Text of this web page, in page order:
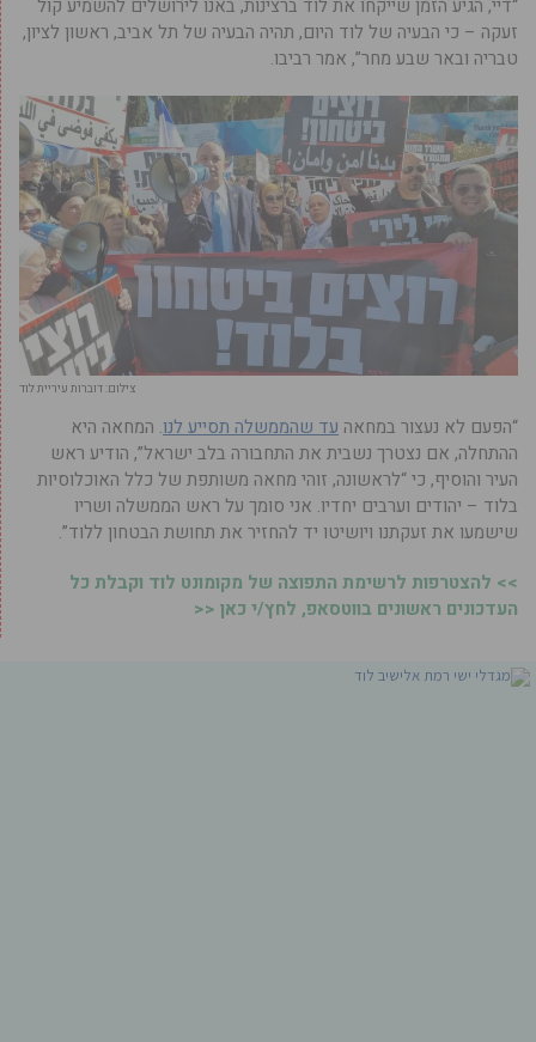
“דיי, הגיע הזמן שייקחו את לוד ברצינות, באנו לירושלים להשמיע קול
זעקה – כי הבעיה של לוד היום, תהיה הבעיה של תל אביב, ראשון לציון,
טבריה ובאר שבע מחר”, אמר רביבו.
צילום: דוברות עיריית לוד
“הפעם לא נעצור במחאה עד שהממשלה תסייע לנו. המחאה היא
ההתחלה, אם נצטרך נשבית את התחבורה בלב ישראל”, הודיע ראש
העיר והוסיף, כי “לראשונה, זוהי מחאה משותפת של כלל האוכלוסיות
בלוד – יהודים וערבים יחדיו. אני סומך על ראש הממשלה ושריו
שישמעו את זעקתנו ויושיטו יד להחזיר את תחושת הבטחון ללוד”.
>> להצטרפות לרשימת התפוצה של מקומונט לוד וקבלת כל
העדכונים ראשונים בווטסאפ, לחץ/י כאן <<